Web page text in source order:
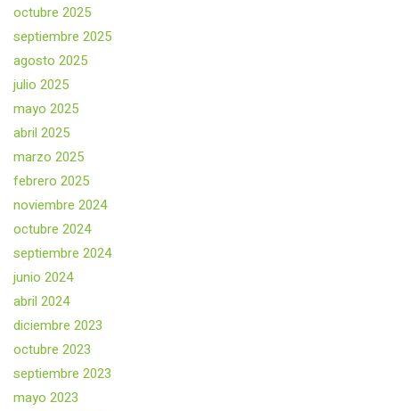
octubre 2025
septiembre 2025
agosto 2025
julio 2025
mayo 2025
abril 2025
marzo 2025
febrero 2025
noviembre 2024
octubre 2024
septiembre 2024
junio 2024
abril 2024
diciembre 2023
octubre 2023
septiembre 2023
mayo 2023